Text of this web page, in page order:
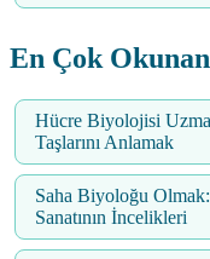
En Çok
Hücre Biyolojisi
Taşlarını Anlamak
Saha Biyoloğu
Sanatının İncelikleri